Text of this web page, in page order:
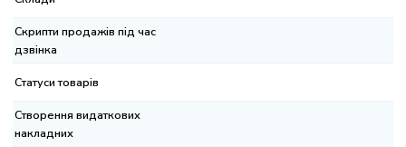
продажів під час
товарів
видаткових